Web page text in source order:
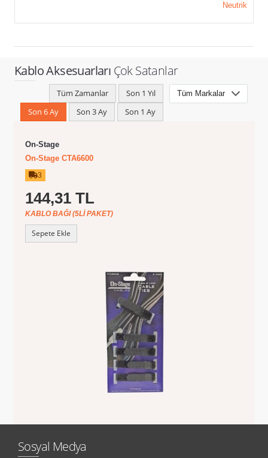
Neutrik
Kablo Aksesuarları Çok Satanlar
Tüm Zamanlar
Son 1 Yıl
Son 6 Ay
Son 3 Ay Son 1 Ay
On-Stage
On-Stage CTA6600
3
144,31 TL
KABLO BAĞI (5LI PAKET)
Sepete Ekle
Sosyal Medya